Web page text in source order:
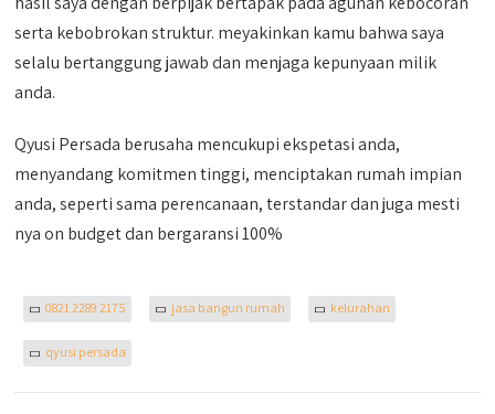
serta kebobrokan struktur. meyakinkan kamu bahwa saya
selalu bertanggung jawab dan menjaga kepunyaan milik
anda.
Qyusi Persada berusaha mencukupi ekspetasi anda,
menyandang komitmen tinggi, menciptakan rumah impian
anda, seperti sama perencanaan, terstandar dan juga mesti
nya on budget dan bergaransi 100%
0821 2289 2175 jasa bangun rumah kelurahan
qyusi persada